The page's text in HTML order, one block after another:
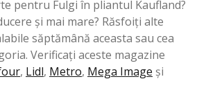
pentru Fulgi în pliantul Kaufland?
și mai mare? Răsfoiți alte
săptămână aceasta sau cea
Verificați aceste magazine
, Lidl, Metro, Mega Image şi